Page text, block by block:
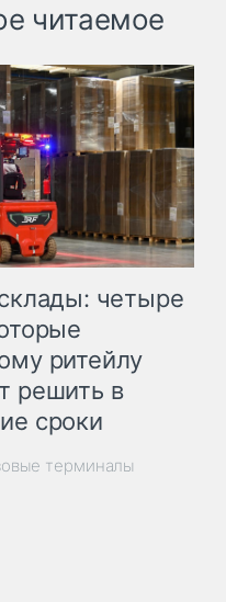
читаемое
четыре
ритейлу
решить в
сроки
терминалы